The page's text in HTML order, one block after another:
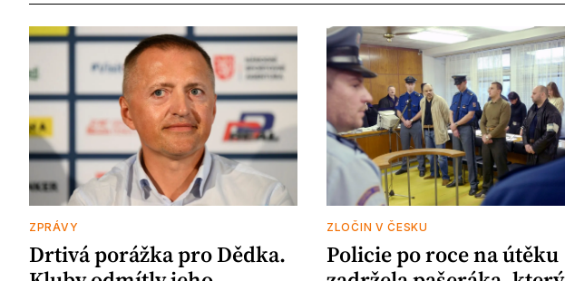
ZPRÁVY
Drtivá porážka pro Dědka.
ZLOČIN V ČESKU
Policie po roce na útěku